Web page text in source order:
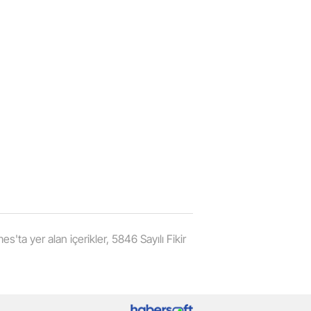
yer alan içerikler, 5846 Sayılı Fikir